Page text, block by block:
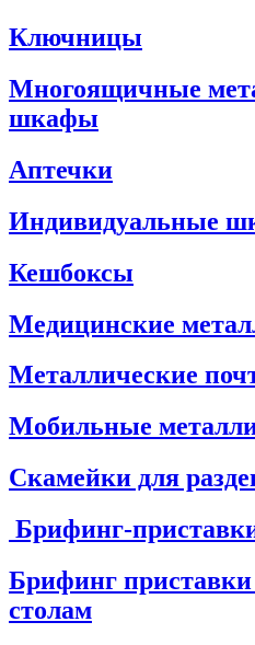
Ключницы
Многоящичные
шкафы
Аптечки
Индивидуальные
Кешбоксы
Медицинские
Металлические
Мобильные
Скамейки для
Брифинг-
Брифинг
столам